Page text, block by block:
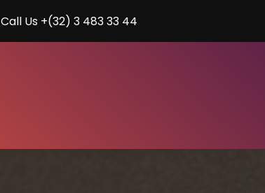
Call Us +(32) 3 483 33 44